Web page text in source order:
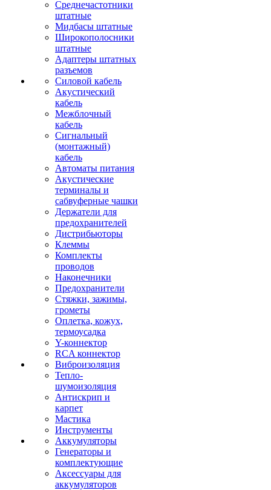
Среднечастотники
штатные
Мидбасы штатные
Широкополосники
штатные
Адаптеры штатных
разъемов
Силовой кабель
Акустический
кабель
Межблочный
кабель
Сигнальный
(монтажный)
кабель
Автоматы питания
Акустические
терминалы и
сабвуферные чашки
Держатели для
предохранителей
Дистрибьюторы
Клеммы
Комплекты
проводов
Наконечники
Предохранители
Стяжки, зажимы,
грометы
Оплетка, кожух,
термоусадка
Y-коннектор
RCA коннектор
Виброизоляция
Тепло-
шумоизоляция
Антискрип и
карпет
Мастика
Инструменты
Аккумуляторы
Генераторы и
комплектующие
Аксессуары для
аккумуляторов